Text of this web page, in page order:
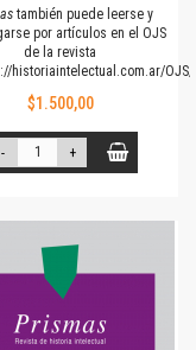
también puede leerse y
por artículos en el OJS
de la revista
historiaintelectual.com.ar/
$1.500,00
- +